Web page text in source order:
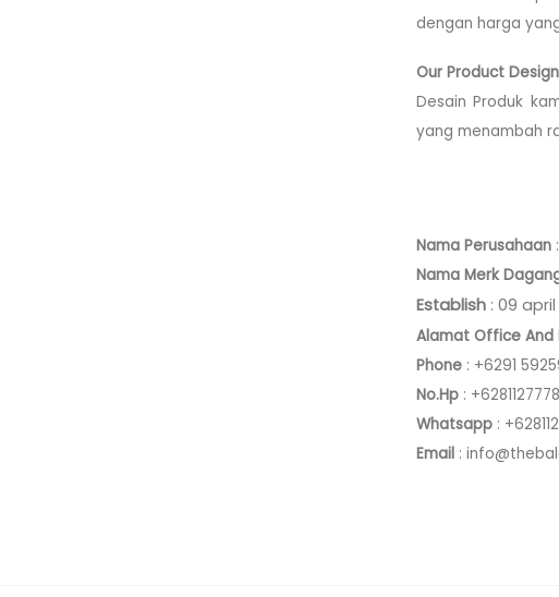
dengan harga
Our Product
Desain Produk
yang menambah
Nama Perusahaan
Nama Merk
Establish : 09 april
Alamat Office And
Phone : +6291
No.Hp :
Whatsapp :
Email :